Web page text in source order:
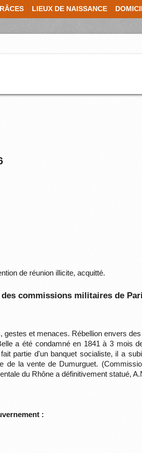
LIEUX DE NAISSANCE
de réunion illicite, acquitté.
commissions militaires de
gestes et menaces. Rébellion envers
a été condamné en 1841 à 3 mois
partie d'un banquet socialiste, il a
la vente de Dumurguet.
du Rhône a définitivement statué,
: